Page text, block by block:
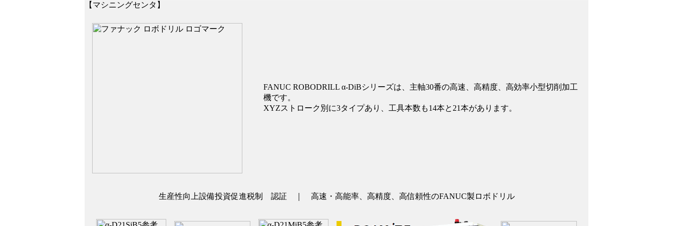
【マシニングセンタ】
FANUC ROBODRILL α-DiBシリーズは、主軸30番の高速、高精度、高効率小型切削加工
機です。
XYZストローク別に3タイプあり、工具本数も14本と21本があります。
生産性向上設備投資促進税制 認証 ｜ 高速・高能率、高精度、高信頼性のFANUC製ロボドリル